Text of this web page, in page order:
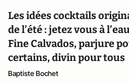
Les idées cocktails
de l’été : jetez vous à
Fine Calvados, parjure
certains, divin pour tous
Baptiste Bochet